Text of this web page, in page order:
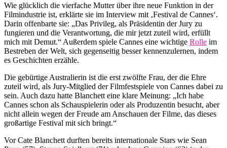
Wie glücklich die vierfache Mutter über ihre neue Funktion in der
Filmindustrie ist, erklärte sie im Interview mit ‚Festival de Cannes‘.
Darin offenbarte sie: „Das Privileg, als Präsidentin der Jury zu
fungieren und die Verantwortung, die mir jetzt zuteil wird, erfüllt
mich mit Demut.“ Außerdem spiele Cannes eine wichtige Rolle im
Bestreben der Welt, sich gegenseitig besser kennenzulernen, indem
es Geschichten erzähle.
Die gebürtige Australierin ist die erst zwölfte Frau, der die Ehre
zuteil wird, als Jury-Mitglied der Filmfestspiele von Cannes dabei zu
sein. Auch dazu hatte Blanchett eine klare Meinung: „Ich habe
Cannes schon als Schauspielerin oder als Produzentin besucht, aber
nicht allein wegen der Freude am Anschauen der Filme, das dieses
großartige Festival mit sich bringt.“
Vor Cate Blanchett durften bereits internationale Stars wie Sean